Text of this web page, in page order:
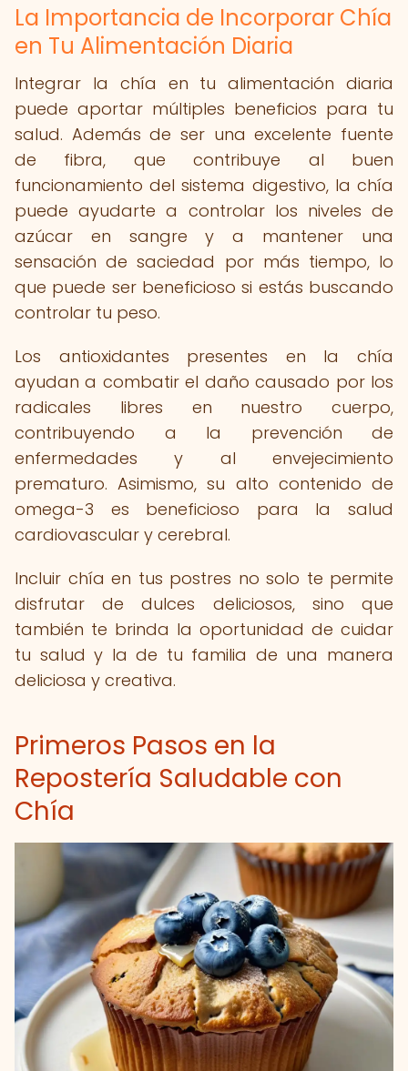
La Importancia de Incorporar Chía
en Tu Alimentación Diaria
Integrar la chía en tu alimentación diaria
puede aportar múltiples beneficios para tu
salud. Además de ser una excelente fuente
de fibra, que contribuye al buen
funcionamiento del sistema digestivo, la chía
puede ayudarte a controlar los niveles de
azúcar en sangre y a mantener una
sensación de saciedad por más tiempo, lo
que puede ser beneficioso si estás buscando
controlar tu peso.
Los antioxidantes presentes en la chía
ayudan a combatir el daño causado por los
radicales libres en nuestro cuerpo,
contribuyendo a la prevención de
enfermedades y al envejecimiento
prematuro. Asimismo, su alto contenido de
omega-3 es beneficioso para la salud
cardiovascular y cerebral.
Incluir chía en tus postres no solo te permite
disfrutar de dulces deliciosos, sino que
también te brinda la oportunidad de cuidar
tu salud y la de tu familia de una manera
deliciosa y creativa.
Primeros Pasos en la
Repostería Saludable con
Chía